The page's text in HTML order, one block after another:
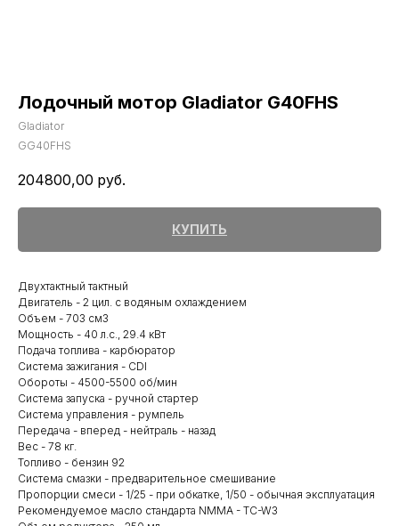
Лодочный мотор Gladiator G40FHS
Gladiator
GG40FHS
204800,00 руб.
КУПИТЬ
Двухтактный тактный
Двигатель - 2 цил. с водяным охлаждением
Объем - 703 см3
Мощность - 40 л.с., 29.4 кВт
Подача топлива - карбюратор
Система зажигания - CDI
Обороты - 4500-5500 об/мин
Система запуска - ручной стартер
Система управления - румпель
Передача - вперед - нейтраль - назад
Вес - 78 кг.
Топливо - бензин 92
Система смазки - предварительное смешивание
Пропорции смеси - 1/25 - при обкатке, 1/50 - обычная эксплуатация
Рекомендуемое масло стандарта NMMA - TC-W3